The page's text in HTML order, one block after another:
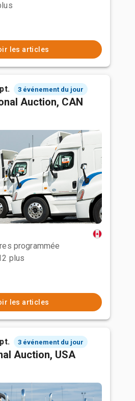
les articles
3 événement du jour
Auction, CAN
programmée
plus
les articles
3 événement du jour
Auction, USA